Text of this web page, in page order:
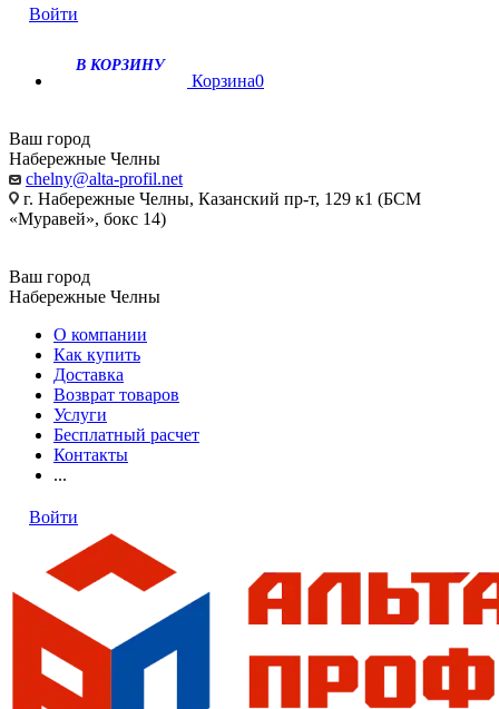
Войти
В КОРЗИНУ
Корзина0
Ваш город
Набережные Челны
chelny@alta-profil.net
г. Набережные Челны, Казанский пр-т, 129 к1 (БСМ
«Муравей», бокс 14)
Ваш город
Набережные Челны
О компании
Как купить
Доставка
Возврат товаров
Услуги
Бесплатный расчет
Контакты
...
Войти